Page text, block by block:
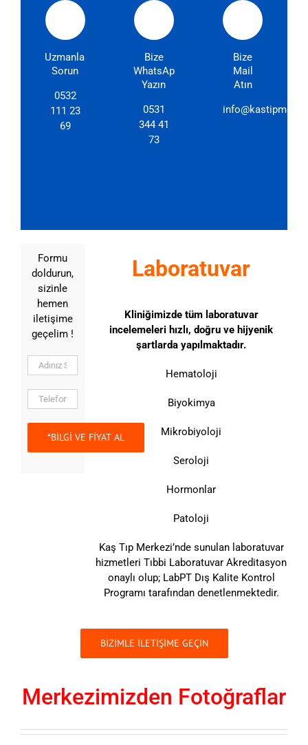
Uzmanlarımıza
Sorun
0532
111 23
69
Bize
WhatsApp'dan
Yazın
0531
344 41
73
Bize
Mail
Atın
Formu
doldurun,
sizinle
hemen
iletişime
geçelim !
Laboratuvar
Kliniğimizde tüm laboratuvar
incelemeleri hızlı, doğru ve hijyenik
şartlarda yapılmaktadır.
Hematoloji
Biyokimya
Mikrobiyoloji
Seroloji
Hormonlar
Patoloji
Kaş Tıp Merkezi’nde sunulan laboratuvar
hizmetleri Tıbbi Laboratuvar Akreditasyon
onaylı olup; LabPT Dış Kalite Kontrol
Programı tarafından denetlenmektedir.
BİZİMLE İLETİŞİME GEÇİN
Merkezimizden Fotoğraflar